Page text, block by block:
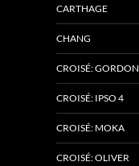
CARTHAGE
CHANG
CROISÉ: GORDON
CROISÉ: IPSO 4
CROISÉ: MOKA
CROISÉ: OLIVER